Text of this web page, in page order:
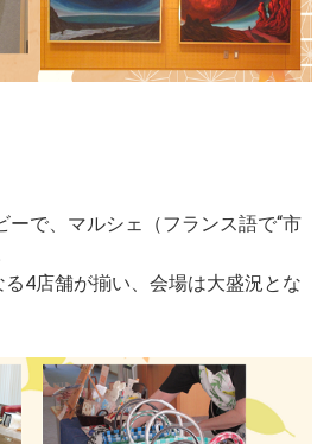
で、マルシェ（フランス語で“市
4店舗が揃い、会場は大盛況とな